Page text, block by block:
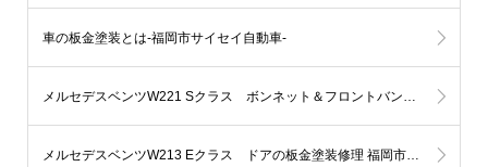
車の板金塗装とは-福岡市サイセイ自動車-
メルセデスベンツW213 Eクラス ドアの板金塗装修理 福岡市早良区N様